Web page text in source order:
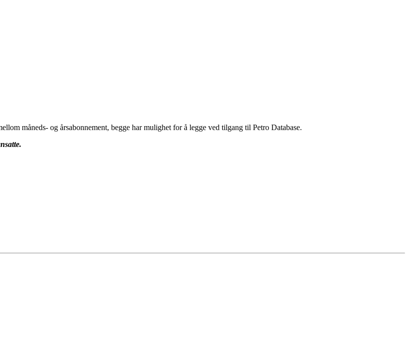
måneds- og årsabonnement, begge har mulighet for å legge ved tilgang til Petro Database.